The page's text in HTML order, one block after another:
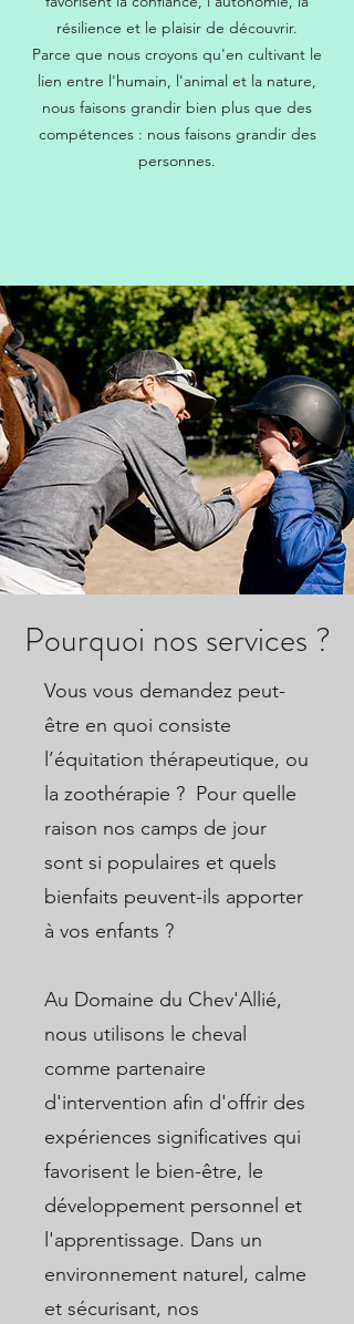
résilience et le plaisir de découvrir.
Parce que nous croyons qu'en cultivant le
lien entre l'humain, l'animal et la nature,
nous faisons grandir bien plus que des
compétences : nous faisons grandir des
personnes.
Pourquoi nos services ?
Vous vous demandez peut-
être en quoi consiste
l’équitation thérapeutique, ou
la zoothérapie ? Pour quelle
raison nos camps de jour
sont si populaires et quels
bienfaits peuvent-ils apporter
à vos enfants ?
Au Domaine du Chev'Allié,
nous utilisons le cheval
comme partenaire
d'intervention afin d'offrir des
expériences significatives qui
favorisent le bien-être, le
développement personnel et
l'apprentissage. Dans un
environnement naturel, calme
et sécurisant, nos